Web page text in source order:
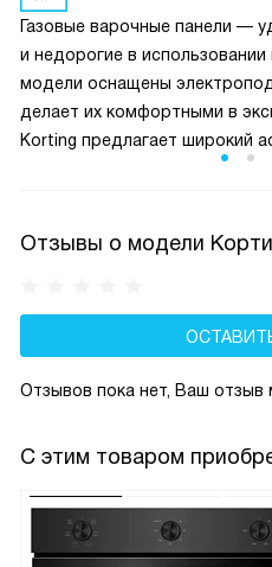
Это предотвращает
Газовые варочные панели —
и недорогие в
модели оснащены
делает их комфортными в
Korting предлагает широкий
Отзывы о модели
Отзывов пока нет, Ваш отзыв
С этим товаром